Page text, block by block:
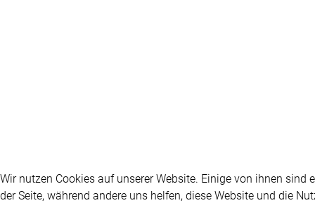
Wir nutzen Cookies auf unserer Website. Einige von ihnen sind
der Seite, während andere uns helfen, diese Website und die